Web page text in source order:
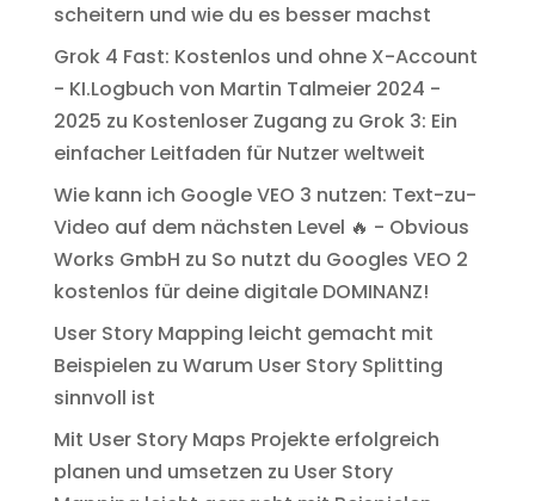
scheitern und wie du es besser machst
Grok 4 Fast: Kostenlos und ohne X-Account
- KI.Logbuch von Martin Talmeier 2024 -
2025 zu Kostenloser Zugang zu Grok 3: Ein
einfacher Leitfaden für Nutzer weltweit
Wie kann ich Google VEO 3 nutzen: Text-zu-
Video auf dem nächsten Level 🔥 - Obvious
Works GmbH zu So nutzt du Googles VEO 2
kostenlos für deine digitale DOMINANZ!
User Story Mapping leicht gemacht mit
Beispielen zu Warum User Story Splitting
sinnvoll ist
Mit User Story Maps Projekte erfolgreich
planen und umsetzen zu User Story